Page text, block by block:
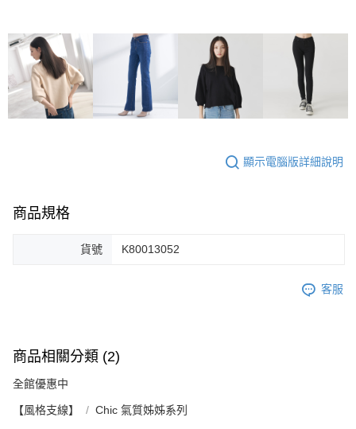
顯示電腦版詳細說明
商品規格
貨號 K80013052
客服
商品相關分類 (2)
全館優惠中
【風格支線】 Chic 氣質姊姊系列